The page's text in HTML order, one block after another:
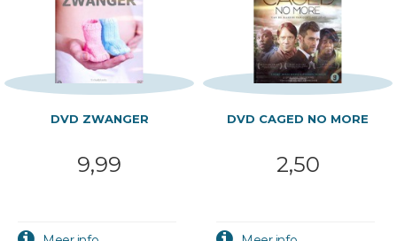
DVD ZWANGER
9,99
DVD CAGED NO MORE
2,50